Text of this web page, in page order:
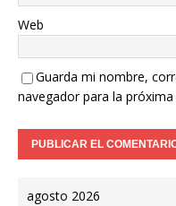
Web
Guarda mi nombre,
navegador para la
agosto 2026